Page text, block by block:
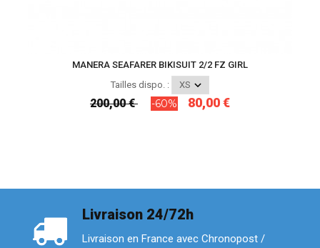
MANERA SEAFARER BIKISUIT 2/2 FZ GIRL
Tailles dispo. :
200,00 € -60% 80,00 €
Livraison 24/72h
Livraison en France avec Chronopost /